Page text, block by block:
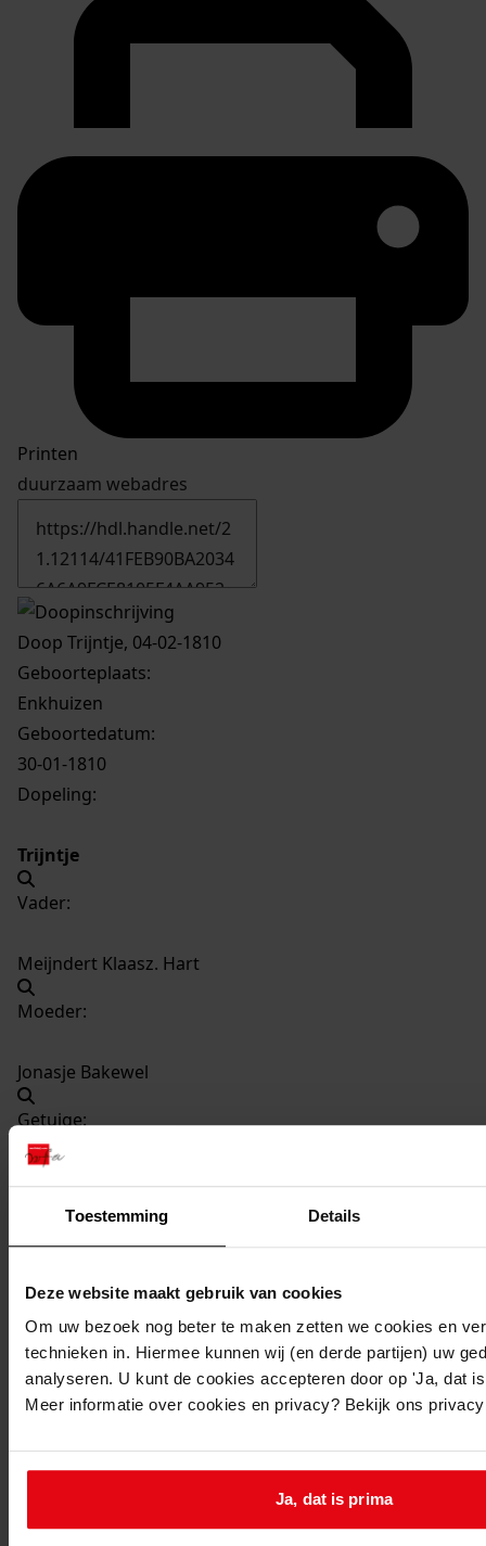
Toestemming Details
Deze website maakt gebruik van cookies
Om uw bezoek nog beter te maken zetten we cookies en
technieken in. Hiermee kunnen wij (en derde partijen) uw
analyseren. U kunt de cookies accepteren door op 'Ja, dat
Meer informatie over cookies en privacy? Bekijk ons
Ja, dat is prima
Printen
duurzaam webadres
Doop Trijntje, 04-02-1810
Geboorteplaats:
Enkhuizen
Geboortedatum:
30-01-1810
Dopeling:
Trijntje
Vader:
Meijndert Klaasz. Hart
Moeder:
Jonasje Bakewel
Getuige:
Maartje Hart
Kerkelijke gezindte:
Toegangsnummer:
1702-09 Doop-, trouw- en begraafboeken Enkhuizen,
1581-1910
Inventarisnummer :
13
181.
Dit bestand is nog niet gecontroleerd op volledigheid